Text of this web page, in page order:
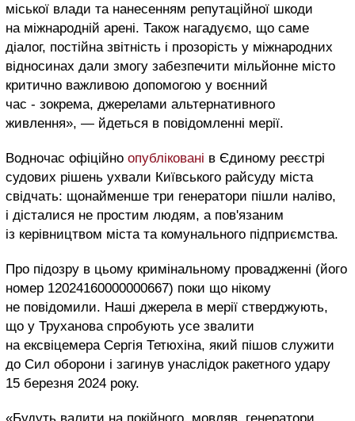
міської влади та нанесенням репутаційної шкоди
на міжнародній арені. Також нагадуємо, що саме
діалог, постійна звітність і прозорість у міжнародних
відносинах дали змогу забезпечити мільйонне місто
критично важливою допомогою у воєнний
час - зокрема, джерелами альтернативного
живлення», — йдеться в повідомленні мерії.
Водночас офіційно опубліковані в Єдиному реєстрі
судових рішень ухвали Київського райсуду міста
свідчать: щонайменше три генератори пішли наліво,
і дісталися не простим людям, а пов'язаним
із керівництвом міста та комунального підприємства.
Про підозру в цьому кримінальному провадженні (його
номер 12024160000000667) поки що нікому
не повідомили. Наші джерела в мерії стверджують,
що у Труханова спробують усе звалити
на ексвіцемера Сергія Тетюхіна, який пішов служити
до Сил оборони і загинув унаслідок ракетного удару
15 березня 2024 року.
«Будуть валити на покійного, мовляв, генератори